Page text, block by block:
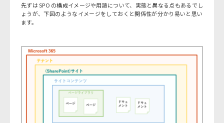
先ずは SPO の構成イメージや用語について、実態と異なる点もあるでし
ょうが、下図のようなイメージをしておくと関係性が分かり易いと思い
ます。